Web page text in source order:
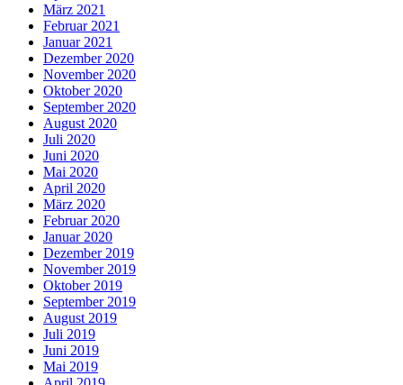
März 2021
Februar 2021
Januar 2021
Dezember 2020
November 2020
Oktober 2020
September 2020
August 2020
Juli 2020
Juni 2020
Mai 2020
April 2020
März 2020
Februar 2020
Januar 2020
Dezember 2019
November 2019
Oktober 2019
September 2019
August 2019
Juli 2019
Juni 2019
Mai 2019